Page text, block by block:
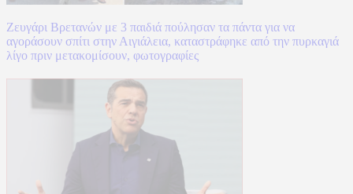
Ζευγάρι Βρετανών με 3 παιδιά πούλησαν τα πάντα για να
αγοράσουν σπίτι στην Αιγιάλεια, καταστράφηκε από την πυρκαγιά
λίγο πριν μετακομίσουν, φωτογραφίες